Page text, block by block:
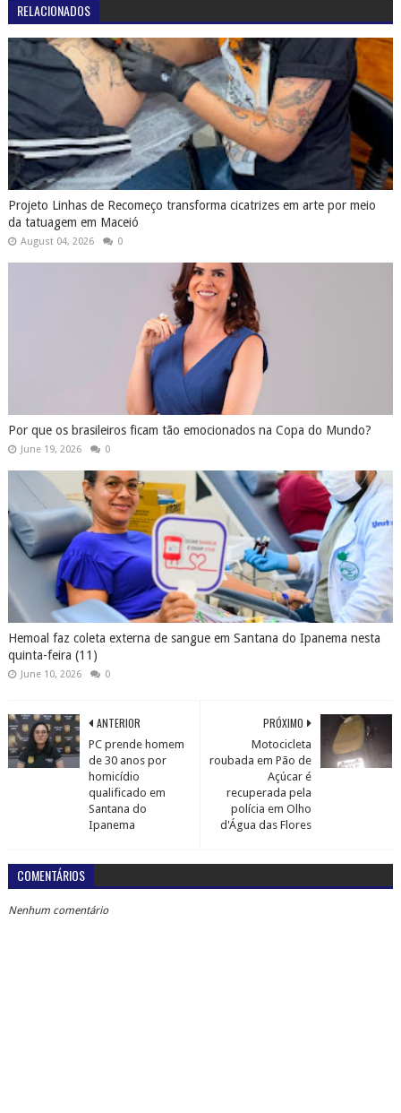
RELACIONADOS
Projeto Linhas de Recomeço transforma cicatrizes em arte por meio
da tatuagem em Maceió
August 04, 2026 0
Por que os brasileiros ficam tão emocionados na Copa do Mundo?
June 19, 2026 0
Hemoal faz coleta externa de sangue em Santana do Ipanema nesta
quinta-feira (11)
June 10, 2026 0
PRÓXIMO
Motocicleta
roubada em Pão de
Açúcar é
recuperada pela
polícia em Olho
d'Água das Flores
ANTERIOR
PC prende homem
de 30 anos por
homicídio
qualificado em
Santana do
Ipanema
COMENTÁRIOS
Nenhum comentário